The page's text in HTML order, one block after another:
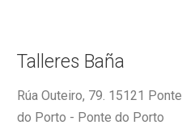
Talleres Baña
Rúa Outeiro, 79. 15121 Ponte
do Porto - Ponte do Porto